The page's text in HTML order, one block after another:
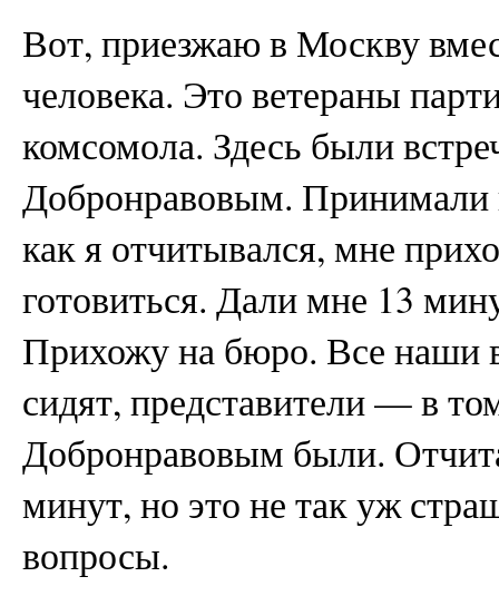
Вот, приезжаю в Москву
человека. Это ветераны
комсомола. Здесь были
Добронравовым. Принимали
как я отчитывался, мне
готовиться. Дали мне 13
Прихожу на бюро. Все наши
сидят, представители — в
Добронравовым были.
минут, но это не так уж
вопросы.